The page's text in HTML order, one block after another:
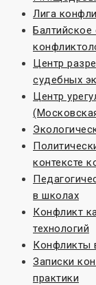
Лига
Центр
судебных
Центр
контексте
в школах
Конфликт
технологий
Конфликты
Записки
практики